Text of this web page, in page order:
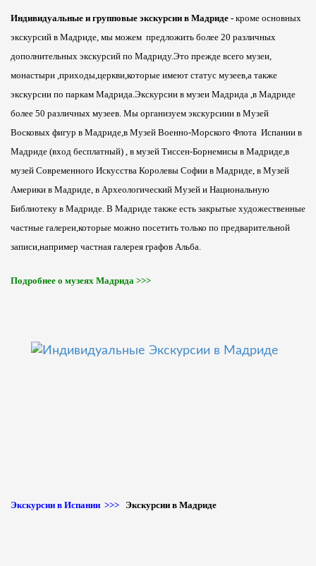
Индивидуальные и групповые экскурсии в Мадриде - кроме основных
экскурсий в Мадриде, мы можем предложить более 20 различных
дополнительных экскурсий по Мадриду.Это прежде всего музеи,
монастыри ,приходы,церкви,которые имеют статус музеев,а также
экскурсии по паркам Мадрида.Экскурсии в музеи Мадрида ,в Мадриде
более 50 различных музеев. Мы организуем экскурсиии в Музей
Восковых фигур в Мадриде,в Музей Военно-Морского Флота Испании в
Мадриде (вход бесплатный) , в музей Тиссен-Борнемисы в Мадриде,в
музей Современного Искусства Королевы Софии в Мадриде, в Музей
Америки в Мадриде, в Археологический Музей и Национальную
Библиотеку в Мадриде. В Мадриде также есть закрытые художественные
частные галереи,которые можно посетить только по предварительной
записи,например частная галерея графов Альба.
Подробнее о музеях Мадрида >>>
Экскурсии в Испании >>> Экскурсии в Мадриде